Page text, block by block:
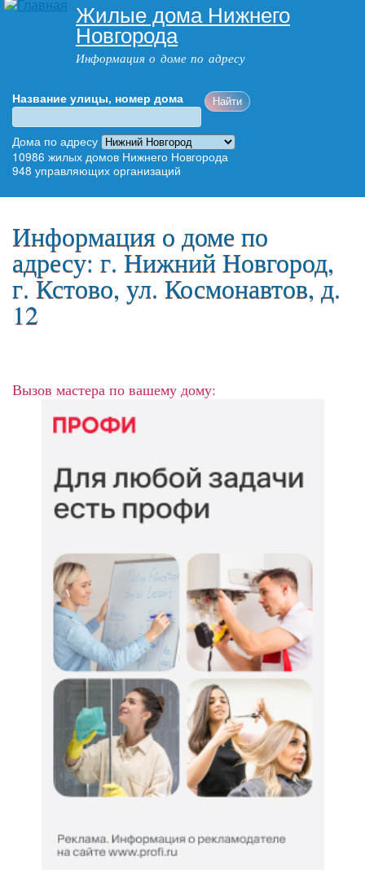
Перейти к
основному
содержанию
Жилые дома Нижнего
Новгорода
Информация о доме по адресу
Адрес дома
Название улицы, номер дома
Дома по адресу
10986 жилых домов Нижнего Новгорода
948 управляющих организаций
Информация о доме по
адресу: г. Нижний Новгород,
г. Кстово, ул. Космонавтов, д.
12
Вызов мастера по вашему дому: